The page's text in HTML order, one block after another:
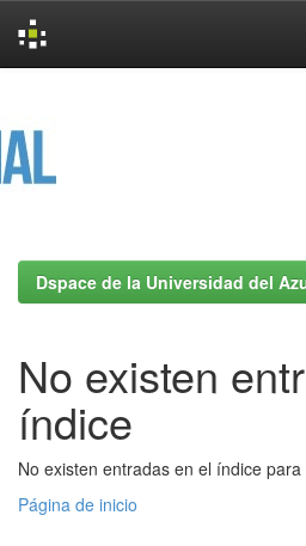
Dspace de la Universidad del
No existen
índice
No existen entradas en el índice para
Página de inicio